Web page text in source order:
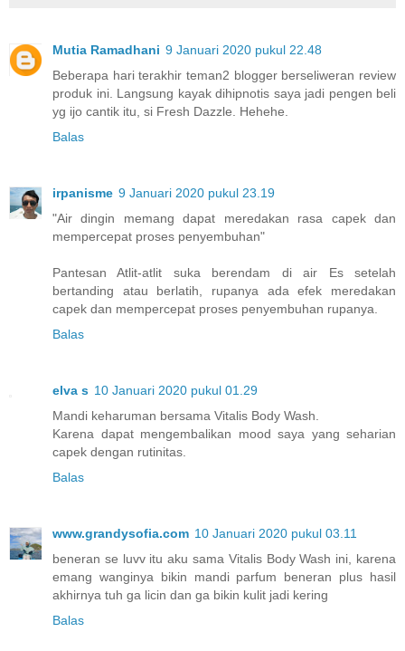
Mutia Ramadhani 9 Januari 2020 pukul 22.48
Beberapa hari terakhir teman2 blogger berseliweran review
produk ini. Langsung kayak dihipnotis saya jadi pengen beli
yg ijo cantik itu, si Fresh Dazzle. Hehehe.
Balas
irpanisme 9 Januari 2020 pukul 23.19
"Air dingin memang dapat meredakan rasa capek dan
mempercepat proses penyembuhan"
Pantesan Atlit-atlit suka berendam di air Es setelah
bertanding atau berlatih, rupanya ada efek meredakan
capek dan mempercepat proses penyembuhan rupanya.
Balas
elva s 10 Januari 2020 pukul 01.29
Mandi keharuman bersama Vitalis Body Wash.
Karena dapat mengembalikan mood saya yang seharian
capek dengan rutinitas.
Balas
www.grandysofia.com 10 Januari 2020 pukul 03.11
beneran se luvv itu aku sama Vitalis Body Wash ini, karena
emang wanginya bikin mandi parfum beneran plus hasil
akhirnya tuh ga licin dan ga bikin kulit jadi kering
Balas